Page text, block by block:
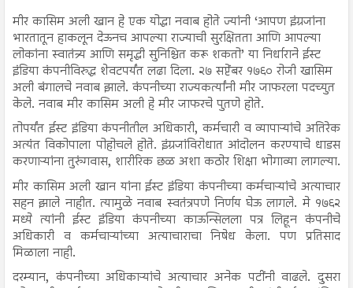
मीर कासिम अली खान हे एक योद्धा नवाब होते ज्यांनी ‘आपण इंग्रजांना
भारतातून हाकलून देऊनच आपल्या राज्याची सुरक्षितता आणि आपल्या
लोकांना स्वातंत्र्य आणि समृद्धी सुनिश्चित करू शकतो’ या निर्धाराने ईस्ट
इंडिया कंपनीविरुद्ध शेवटपर्यंत लढा दिला. २७ सप्टेंबर १७६० रोजी खासिम
अली बंगालचे नवाब झाले. कंपनीच्या राज्यकर्त्यांनी मीर जाफरला पदच्युत
केले. नवाब मीर कासिम अली हे मीर जाफरचे पुतणे होते.
तोपर्यंत ईस्ट इंडिया कंपनीतील अधिकारी, कर्मचारी व व्यापाऱ्यांचे अतिरेक
अत्यंत विकोपाला पोहोचले होते. इंग्रजांविरोधात आंदोलन करण्याचे धाडस
करणाऱ्यांना तुरुंगवास, शारीरिक छळ अशा कठोर शिक्षा भोगाव्या लागल्या.
मीर कासिम अली खान यांना ईस्ट इंडिया कंपनीच्या कर्मचाऱ्यांचे अत्याचार
सहन झाले नाहीत. त्यामुळे नवाब स्वतंत्रपणे निर्णय घेऊ लागले. मे १७६२
मध्ये त्यांनी ईस्ट इंडिया कंपनीच्या काऊन्सिलला पत्र लिहून कंपनीचे
अधिकारी व कर्मचाऱ्यांच्या अत्याचाराचा निषेध केला. पण प्रतिसाद
मिळाला नाही.
दरम्यान, कंपनीच्या अधिकाऱ्यांचे अत्याचार अनेक पटींनी वाढले. दुसरा